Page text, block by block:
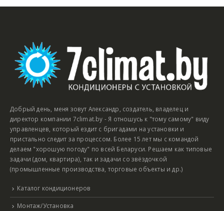
Добрый день, меня зовут Александр, создатель, владелец и
директор компании 7climat.by - Я отношусь к "тому самому" виду
управленцев, который ездит с бригадами на установки и
пристально следит за процессом. Более 15 лет мы с командой
делаем "хорошую погоду" по всей Беларуси. Решаем как типовые
задачи (дом, квартира), так и задачи со звёздочкой
(промышленные производства, торговые объекты и др.)
Каталог кондиционеров
Монтаж/Установка